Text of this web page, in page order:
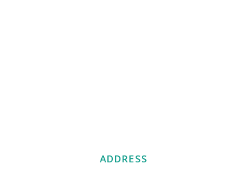
ADDRESS